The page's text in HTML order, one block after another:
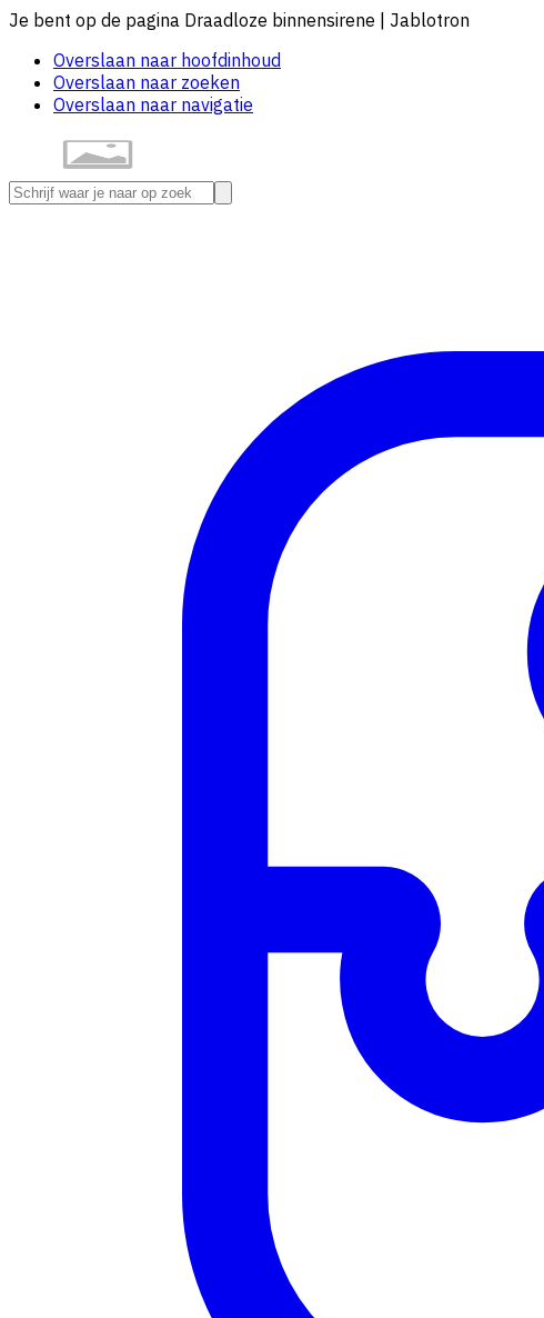
Je bent op de pagina Draadloze binnensirene | Jablotron
Overslaan naar hoofdinhoud
Overslaan naar zoeken
Overslaan naar navigatie